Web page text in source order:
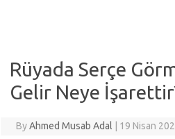
Rüyada Serçe
Gelir Neye
ByAhmed Musab Adal 19 Nisan